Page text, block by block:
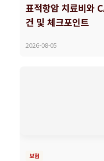
표적항암 치료비와
건 및 체크포인트
2026-08-05
보험